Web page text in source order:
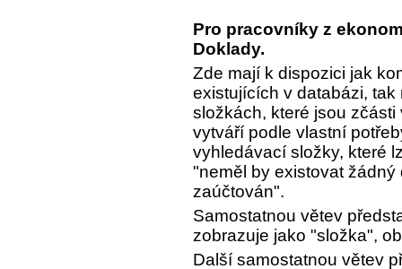
Pro pracovníky z
Doklady.
Zde mají k dispozici jak
existujících v databázi,
složkách, které jsou
vytváří podle vlastní
vyhledávací složky, které
"neměl by existovat
zaúčtován".
Samostatnou větev
zobrazuje jako "složka",
Další samostatnou větev